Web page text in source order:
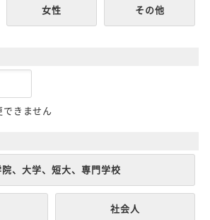
女性 その他
きません
院、大学、短大、専門学校
社会人